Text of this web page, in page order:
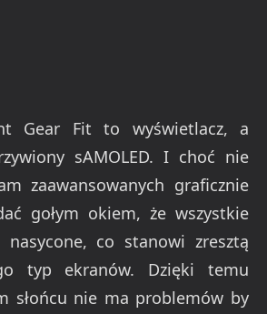
Gear Fit to wyświetlacz, a
sAMOLED. I choć nie
zaawansowanych graficznie
gołym okiem, że wszystkie
co stanowi zresztą
typ ekranów. Dzięki temu
słońcu nie ma problemów by